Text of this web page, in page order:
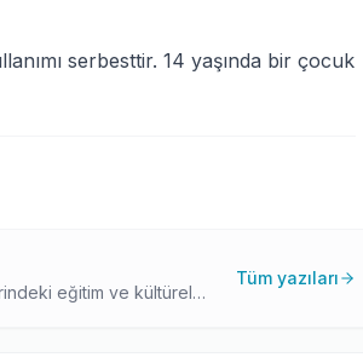
serbesttir. 14 yaşında bir çocuk
eğitim ve kültürel
Tüm yazıları